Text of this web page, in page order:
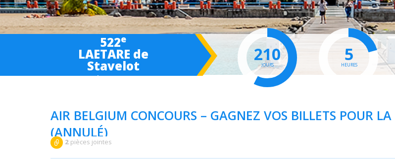
522e
LAETARE de
Stavelot
March 6-7-8 2027
210
JOURS
5
HEURES
AIR BELGIUM CONCOURS – GAGNEZ VOS BILLETS POUR
(ANNULÉ)
Publié le 11/03/2020
2 pièces jointes